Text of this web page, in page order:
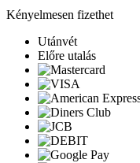
Kényelmesen fizethet
Utánvét
Előre utalás